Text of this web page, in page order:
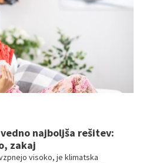
najboljša rešitev:
zakaj
visoko, je klimatska